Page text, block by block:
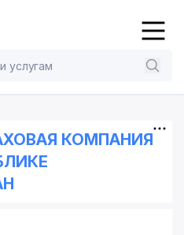
КОМПАНИЯ